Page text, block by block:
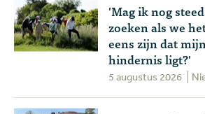
'Mag ik nog
zoeken als we
eens zijn dat
hindernis ligt?'
5 augustus 2026